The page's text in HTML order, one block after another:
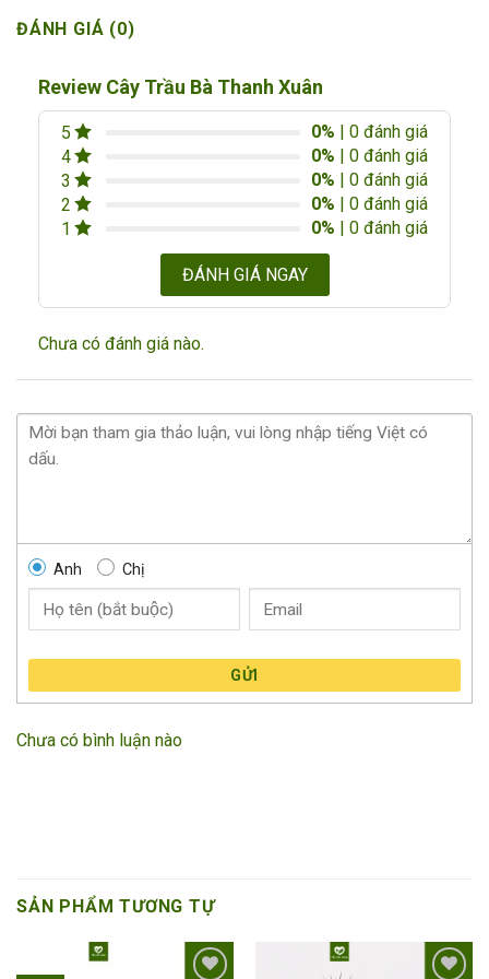
ĐÁNH GIÁ (0)
Review Cây Trầu Bà Thanh Xuân
5 0% | 0 đánh giá
4
0% | 0 đánh giá
3
0% | 0 đánh giá
2
0% | 0 đánh giá
1
0% | 0 đánh giá
ĐÁNH GIÁ NGAY
Chưa có đánh giá nào.
Anh Chị
GỬI
Chưa có bình luận nào
SẢN PHẨM TƯƠNG TỰ